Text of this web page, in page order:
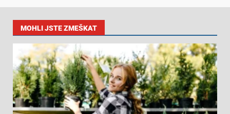
MOHLI JSTE ZMEŠKAT